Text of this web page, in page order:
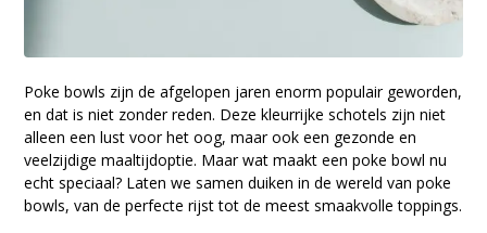
Poke bowls zijn de afgelopen jaren enorm populair geworden,
en dat is niet zonder reden. Deze kleurrijke schotels zijn niet
alleen een lust voor het oog, maar ook een gezonde en
veelzijdige maaltijdoptie. Maar wat maakt een poke bowl nu
echt speciaal? Laten we samen duiken in de wereld van poke
bowls, van de perfecte rijst tot de meest smaakvolle toppings.